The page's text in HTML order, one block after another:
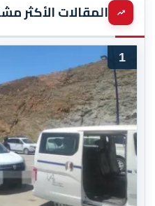
المقالات الأكثر
1